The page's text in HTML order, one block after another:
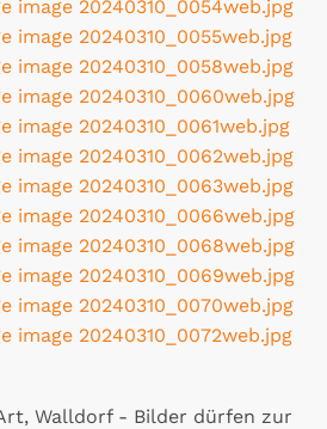
Walldorf - Bilder dürfen zur